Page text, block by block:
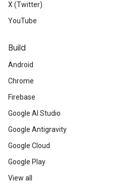
X (Twitter)
YouTube
Build
Android
Chrome
Firebase
Google AI Studio
Google Antigravity
Google Cloud
Google Play
View all